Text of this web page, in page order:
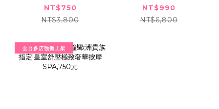
深層SPA芳療之
旅,750元
NT$750
NT$3,800
身超激SO曲線爆脂
精雕組,990元
NT$990
NT$6,800
全台多店強勢上架